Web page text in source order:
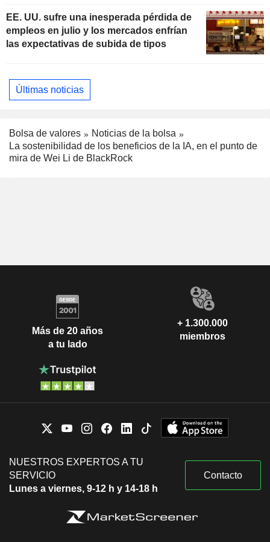
EE. UU. sufre una inesperada pérdida de
empleos en julio y los mercados enfrían
las expectativas de subida de tipos
Últimas noticias
Bolsa de valores
Noticias de la bolsa
La sostenibilidad de los beneficios de la IA, en el punto de
mira de Wei Li de BlackRock
Más de 20 años
a tu lado
+ 1.300.000
miembros
NUESTROS EXPERTOS A TU
SERVICIO
Lunes a viernes, 9-12 h y 14-18 h
Contacto